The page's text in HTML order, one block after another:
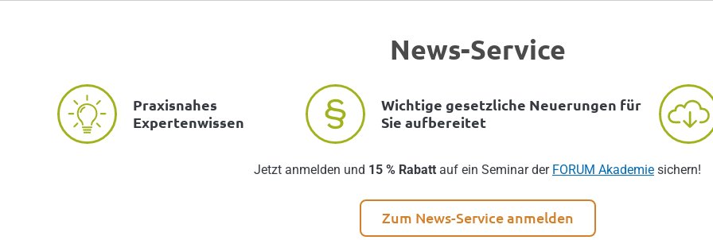
News-Service
Praxisnahes
Expertenwissen
Wichtige gesetzliche Neuerungen für
Sie aufbereitet
Jetzt anmelden und 15 % Rabatt auf ein Seminar der FORUM Akademie sichern!
Zum News-Service anmelden